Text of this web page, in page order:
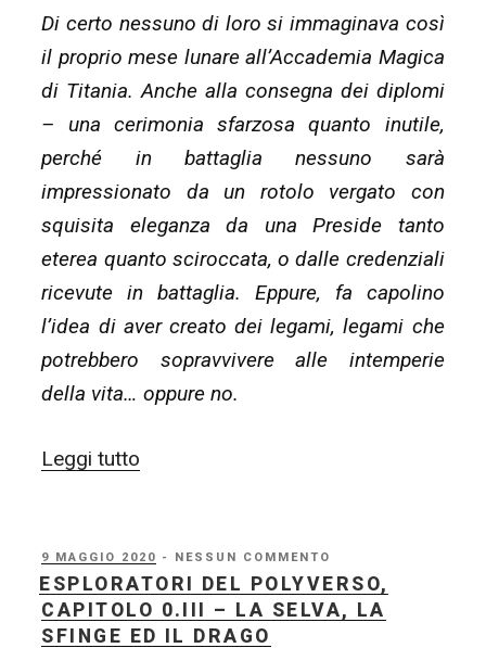
Di certo nessuno di loro si immaginava così
il proprio mese lunare all’Accademia Magica
di Titania. Anche alla consegna dei diplomi
– una cerimonia sfarzosa quanto inutile,
perché in battaglia nessuno sarà
impressionato da un rotolo vergato con
squisita eleganza da una Preside tanto
eterea quanto sciroccata, o dalle credenziali
ricevute in battaglia. Eppure, fa capolino
l’idea di aver creato dei legami, legami che
potrebbero sopravvivere alle intemperie
della vita… oppure no.
Leggi tutto
capitolo
0.END
–
PUBBLICATO
IL
9 MAGGIO 2020 - NESSUN COMMENTO
ESPLORATORI DEL POLYVERSO,
CAPITOLO 0.III – LA SELVA, LA
SFINGE ED IL DRAGO